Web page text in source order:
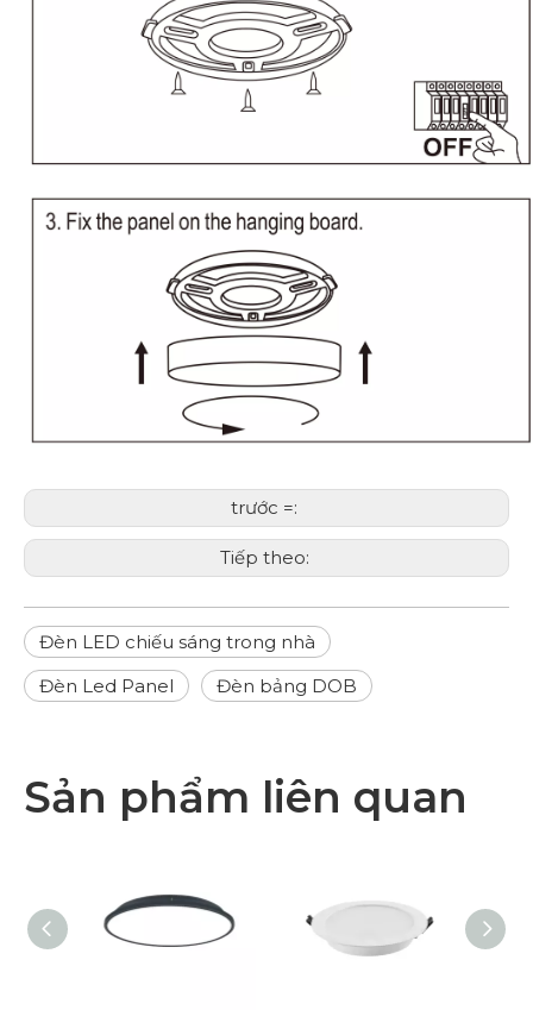
trước =:
Tiếp theo:
Đèn LED chiếu sáng trong nhà
Đèn Led Panel
Đèn bảng DOB
Sản phẩm liên quan